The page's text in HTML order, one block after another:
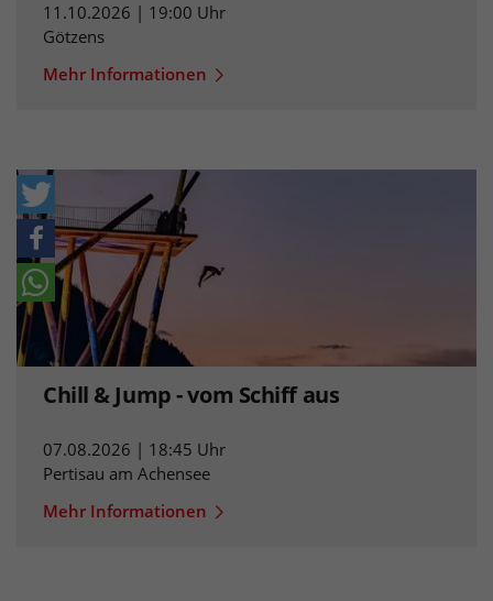
11.10.2026 | 19:00 Uhr
Götzens
Mehr Informationen
Chill & Jump - vom Schiff aus
07.08.2026 | 18:45 Uhr
Pertisau am Achensee
Mehr Informationen